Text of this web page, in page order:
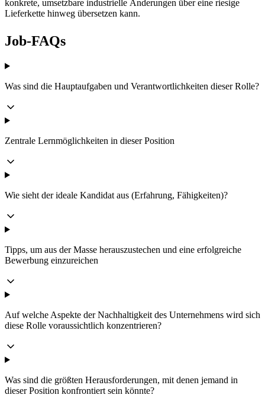
konkrete, umsetzbare industrielle Änderungen über eine riesige
Lieferkette hinweg übersetzen kann.
Job-FAQs
Was sind die Hauptaufgaben und Verantwortlichkeiten dieser Rolle?
Zentrale Lernmöglichkeiten in dieser Position
Wie sieht der ideale Kandidat aus (Erfahrung, Fähigkeiten)?
Tipps, um aus der Masse herauszustechen und eine erfolgreiche
Bewerbung einzureichen
Auf welche Aspekte der Nachhaltigkeit des Unternehmens wird sich
diese Rolle voraussichtlich konzentrieren?
Was sind die größten Herausforderungen, mit denen jemand in
dieser Position konfrontiert sein könnte?